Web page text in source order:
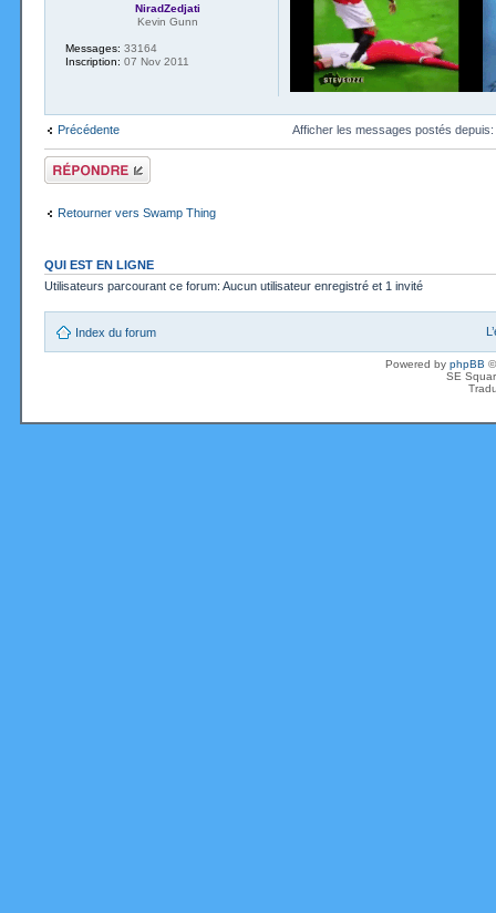
NiradZedjati
Kevin Gunn
Messages: 33164
Inscription: 07 Nov 2011
Précédente Afficher les messages postés depuis:
Répondre
Retourner vers Swamp Thing
QUI EST EN LIGNE
Utilisateurs parcourant ce forum: Aucun utilisateur enregistré et 1 invité
Index du forum
Powered by phpBB
SE